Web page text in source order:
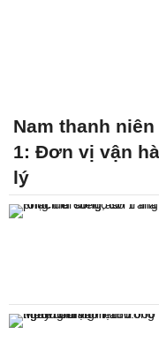
Nam thanh
1: Đơn vị vận
lý